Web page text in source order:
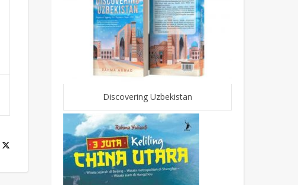
Discovering Uzbekistan